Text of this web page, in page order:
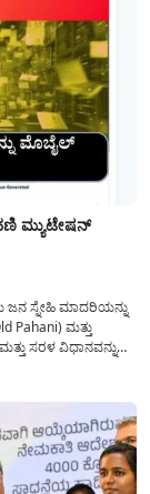
ಮ್ಯುಟೇಷನ್
ಜನ ಸ್ನೇಹಿ ಮಾದರಿಯನ್ನು
Pahani) ಮತ್ತು
ಸರಳ ವಿಧಾನವನ್ನು